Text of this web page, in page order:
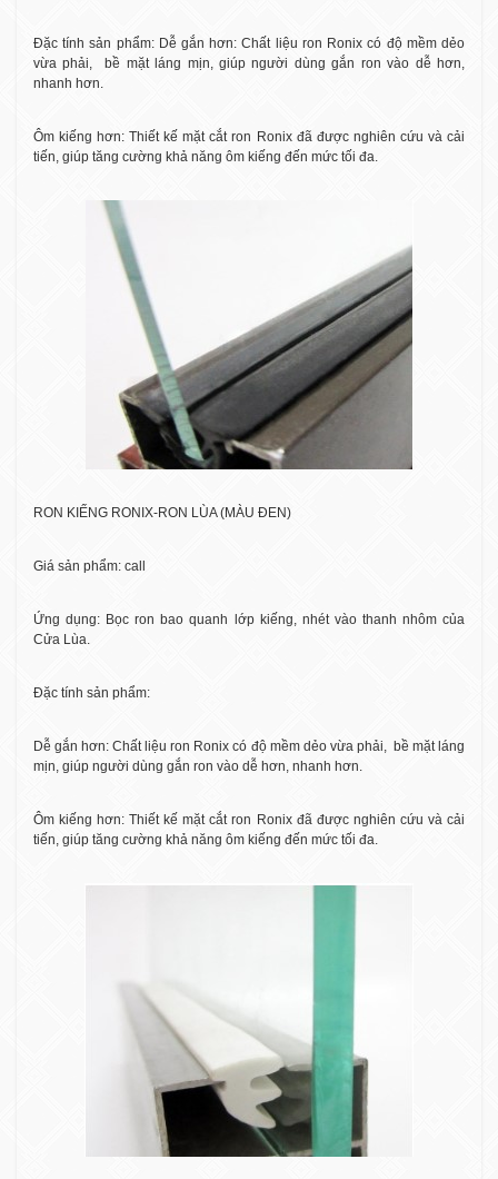
Đặc tính sản phẩm: Dễ gắn hơn: Chất liệu ron Ronix có độ mềm dẻo
vừa phải,
bề mặt láng mịn, giúp người dùng gắn ron vào dễ hơn,
nhanh hơn.
Ôm kiếng hơn: Thiết kế mặt cắt ron Ronix đã được nghiên cứu và cải
tiến, giúp tăng cường khả năng ôm kiếng đến mức tối đa.
RON KIẾNG RONIX-RON LÙA (MÀU ĐEN)
Giá sản phẩm: call
Ứng dụng: Bọc ron bao quanh lớp kiếng, nhét vào thanh nhôm của
Cửa Lùa.
Đặc tính sản phẩm:
Dễ gắn hơn: Chất liệu ron Ronix có độ mềm dẻo vừa phải, bề mặt láng
mịn, giúp người dùng gắn ron vào dễ hơn, nhanh hơn.
Ôm kiếng hơn: Thiết kế mặt cắt ron Ronix đã được nghiên cứu và cải
tiến, giúp tăng cường khả năng ôm kiếng đến mức tối đa.